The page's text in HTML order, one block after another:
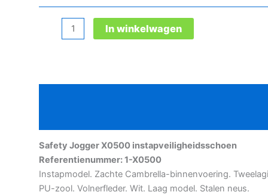
Jogger
aantal
In winkelwagen
Safety Jogger X0500 instapveiligheidsschoen
Referentienummer: 1-X0500
Instapmodel. Zachte Cambrella-binnenvoering.
PU-zool. Volnerfleder. Wit. Laag model. Stalen neus.